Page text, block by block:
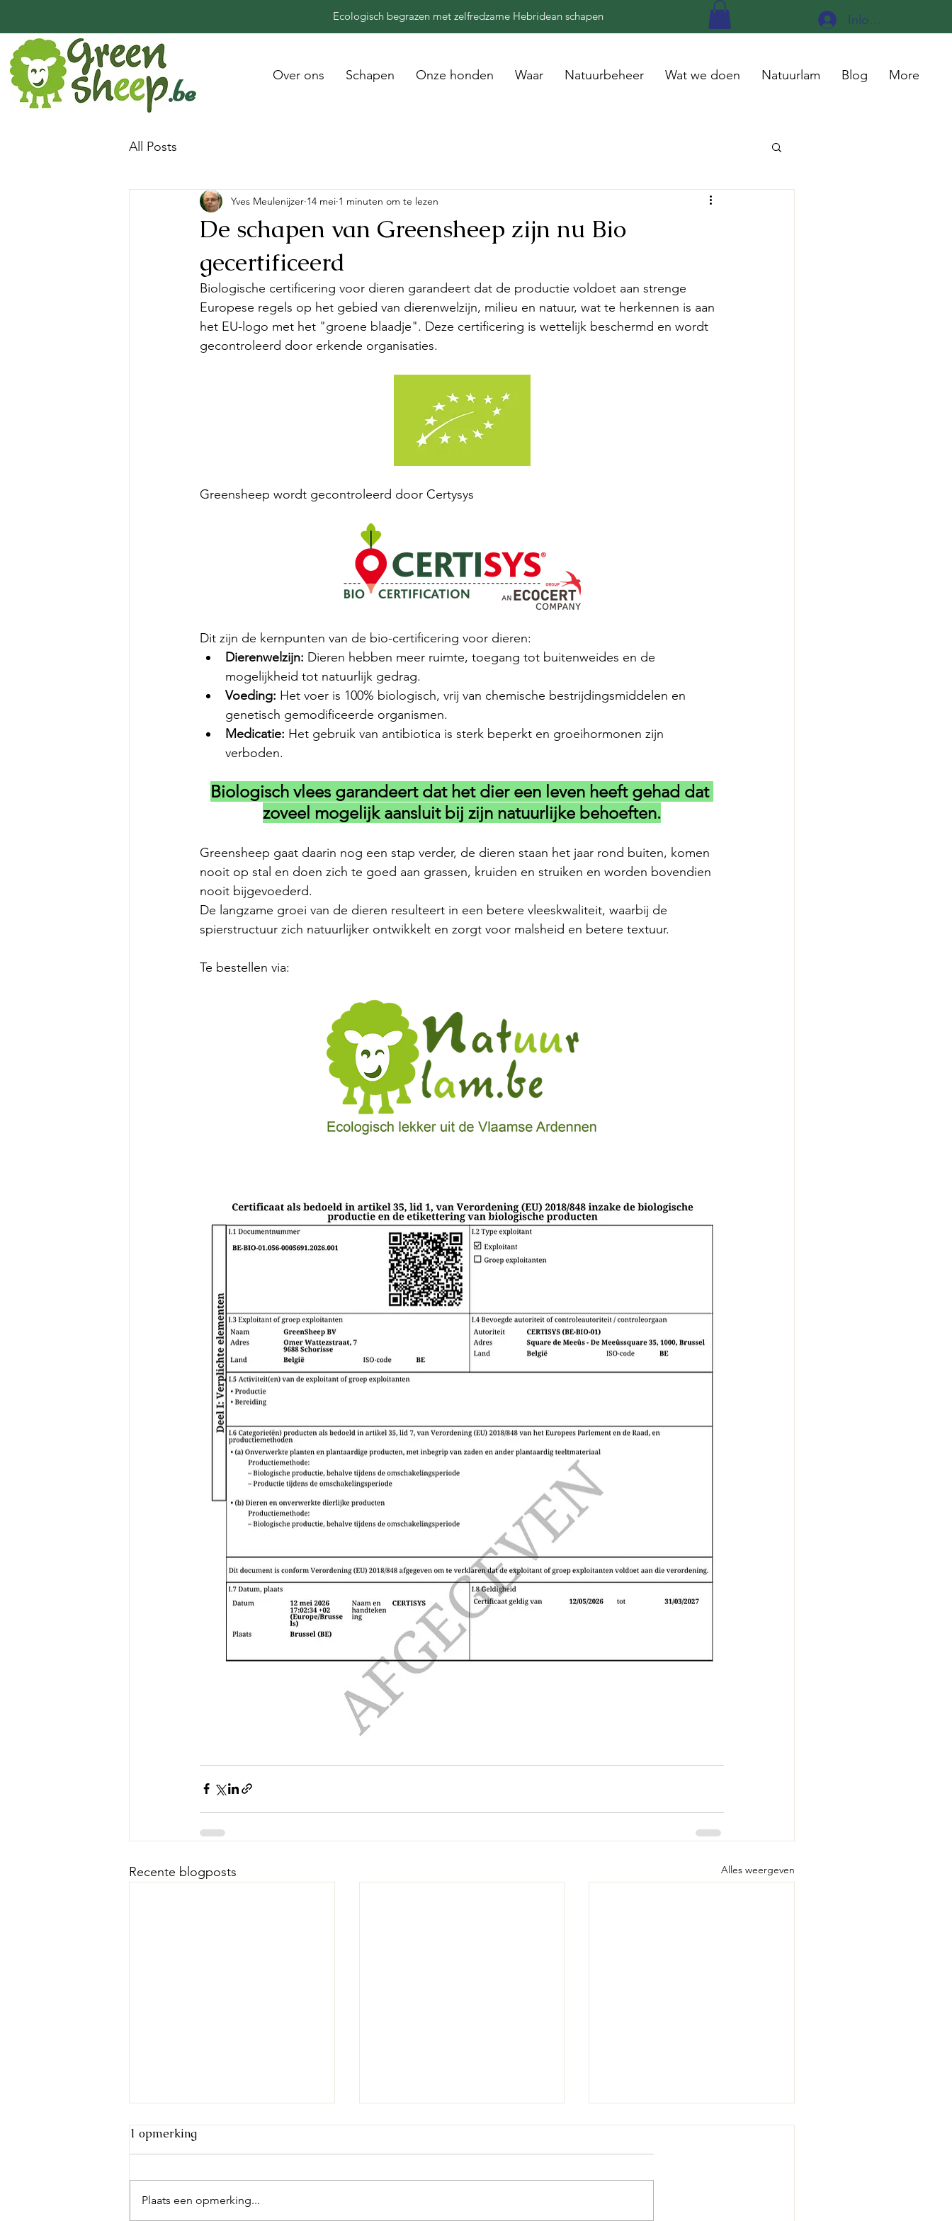
Ecologisch begrazen met zelfredzame Hebridean schapen
.be
Inloggen
Over ons Schapen Onze honden Waar Natuurbeheer Wat we doen Natuurlam Blog More
All Posts
De schapen van Greensheep zijn nu Bio
gecertificeerd
Yves Meulenijzer 14 mei 1 minuten om te lezen
Biologische certificering voor dieren garandeert dat de productie voldoet aan strenge
Europese regels op het gebied van dierenwelzijn, milieu en natuur, wat te herkennen is aan
het EU-logo met het "groene blaadje". Deze certificering is wettelijk beschermd en wordt
gecontroleerd door erkende organisaties.
Greensheep wordt gecontroleerd door Certysys
Dit zijn de kernpunten van de bio-certificering voor dieren:
Dierenwelzijn: Dieren hebben meer ruimte, toegang tot buitenweides en de
mogelijkheid tot natuurlijk gedrag.
Voeding: Het voer is 100% biologisch, vrij van chemische bestrijdingsmiddelen en
genetisch gemodificeerde organismen.
Medicatie: Het gebruik van antibiotica is sterk beperkt en groeihormonen zijn
verboden.
Biologisch vlees garandeert dat het dier een leven heeft gehad dat
zoveel mogelijk aansluit bij zijn natuurlijke behoeften.
Greensheep gaat daarin nog een stap verder, de dieren staan het jaar rond buiten, komen
nooit op stal en doen zich te goed aan grassen, kruiden en struiken en worden bovendien
nooit bijgevoederd.
De langzame groei van de dieren resulteert in een betere vleeskwaliteit, waarbij de
spierstructuur zich natuurlijker ontwikkelt en zorgt voor malsheid en betere textuur.
Te bestellen via:
Recente blogposts Alles weergeven
1 opmerking
Plaats een opmerking...